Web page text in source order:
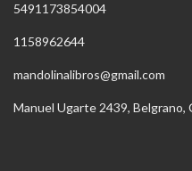
5491173854004
1158962644
mandolinalibros@gmail.com
Manuel Ugarte 2439, Belgrano,